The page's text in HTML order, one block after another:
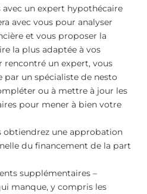
avec un expert hypothécaire
avec vous pour analyser
et vous proposer la
la plus adaptée à vos
rencontré un expert, vous
par un spécialiste de nesto
ou à mettre à jour les
pour mener à bien votre
obtiendrez une approbation
du financement de la part
supplémentaires –
manque, y compris les